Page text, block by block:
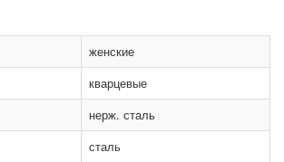
женские
кварцевые
нерж. сталь
сталь